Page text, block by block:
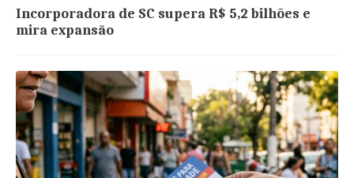
Incorporadora de SC supera R$ 5,2 bilhões e
mira expansão